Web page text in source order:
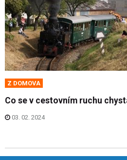
Z DOMOVA
Co se v cestovním ruchu
03. 02. 2024